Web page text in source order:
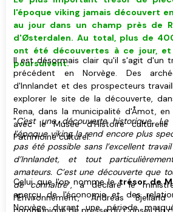
l'époque viking jamais découvert
au jour dans un champ près de
d'Østerdalen. Au total, plus de
ont été découvertes à ce jour,
poursuivent.
Il est désormais clair qu'il s'agit d'un
précédent en Norvège. Des
d'Innlandet et des prospecteurs
explorer le site de la découverte,
Rena, dans la municipalité d'Åmot,
avec le Musée d'Histoire
Patrimoine culturel.
"C'est une découverte historique.
l’époque viking la rend encore plus
pas été possible sans l’excellent
d’Innlandet, et tout
amateurs. C’est une découverte que
de connaître", a déclaré le
l’Environnement, Andreas
Celui que l'on nomme letrésor de
aperçu de l'économie et des
Norvège durant une période